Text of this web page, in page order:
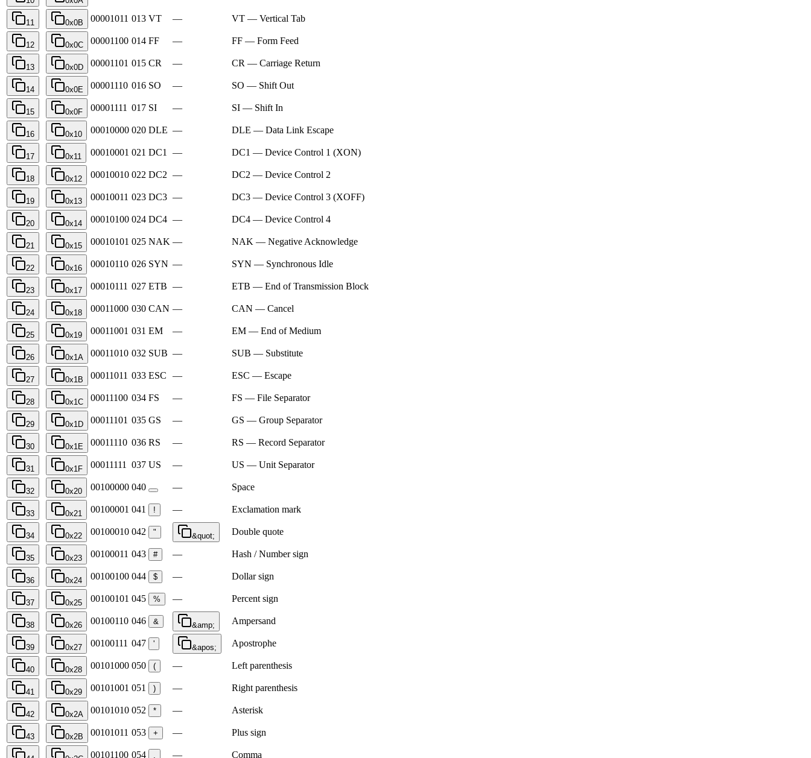
11 0x0B 00001011 013 VT — VT — Vertical Tab
12 0x0C 00001100 014 FF — FF — Form Feed
13 0x0D 00001101 015 CR — CR — Carriage Return
14 0x0E 00001110 016 SO — SO — Shift Out
15 0x0F 00001111 017 SI — SI — Shift In
16 0x10 00010000 020 DLE — DLE — Data Link Escape
17 0x11 00010001 021 DC1 — DC1 — Device Control 1 (XON)
18 0x12 00010010 022 DC2 — DC2 — Device Control 2
19 0x13 00010011 023 DC3 — DC3 — Device Control 3 (XOFF)
20 0x14 00010100 024 DC4 — DC4 — Device Control 4
21 0x15 00010101 025 NAK — NAK — Negative Acknowledge
22 0x16 00010110 026 SYN — SYN — Synchronous Idle
23 0x17 00010111 027 ETB — ETB — End of Transmission Block
24 0x18 00011000 030 CAN — CAN — Cancel
25 0x19 00011001 031 EM — EM — End of Medium
26 0x1A 00011010 032 SUB — SUB — Substitute
27 0x1B 00011011 033 ESC — ESC — Escape
28 0x1C 00011100 034 FS — FS — File Separator
29 0x1D 00011101 035 GS — GS — Group Separator
30 0x1E 00011110 036 RS — RS — Record Separator
31 0x1F 00011111 037 US — US — Unit Separator
32 0x20 00100000 040 — Space
33 0x21 00100001 041 ! — Exclamation mark
34 0x22 00100010 042 " &quot; Double quote
35 0x23 00100011 043 # — Hash / Number sign
36 0x24 00100100 044 $ — Dollar sign
37 0x25 00100101 045 % — Percent sign
38 0x26 00100110 046 & &amp; Ampersand
39 0x27 00100111 047 ' &apos; Apostrophe
40 0x28 00101000 050 ( — Left parenthesis
41 0x29 00101001 051 ) — Right parenthesis
42 0x2A 00101010 052 * — Asterisk
43 0x2B 00101011 053 + — Plus sign
00101100 054 — Comma